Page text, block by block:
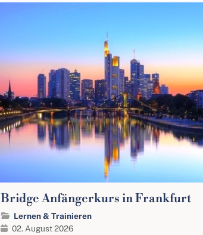
Bridge Anfängerkurs in Frankfurt
Lernen & Trainieren
02. August 2026